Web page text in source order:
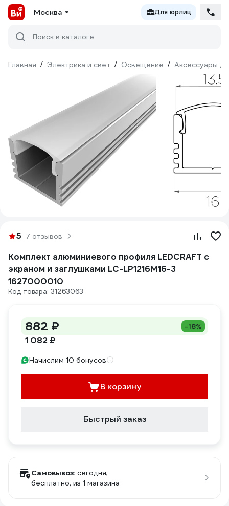
Москва Для юрлиц
Поиск в каталоге
Главная / Электрика и свет / Освещение / Аксессуары
5 7 отзывов
Комплект алюминиевого профиля LEDCRAFT с
экраном и заглушками LC-LP1216M16-3
1627000010
Код товара: 31263063
882 ₽ -18%
1 082 ₽
Начислим 10 бонусов
В корзину
Быстрый заказ
Самовывоз: сегодня,
бесплатно, из 1 магазина